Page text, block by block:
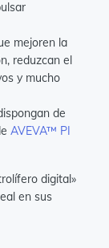
mejoren la
reduzcan el
y mucho
de
AVEVA™ PI
digital»
en sus